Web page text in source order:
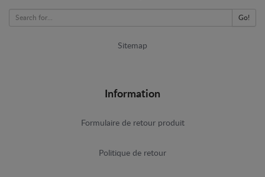
Go!
Sitemap
Information
Formulaire de retour produit
Politique de retour